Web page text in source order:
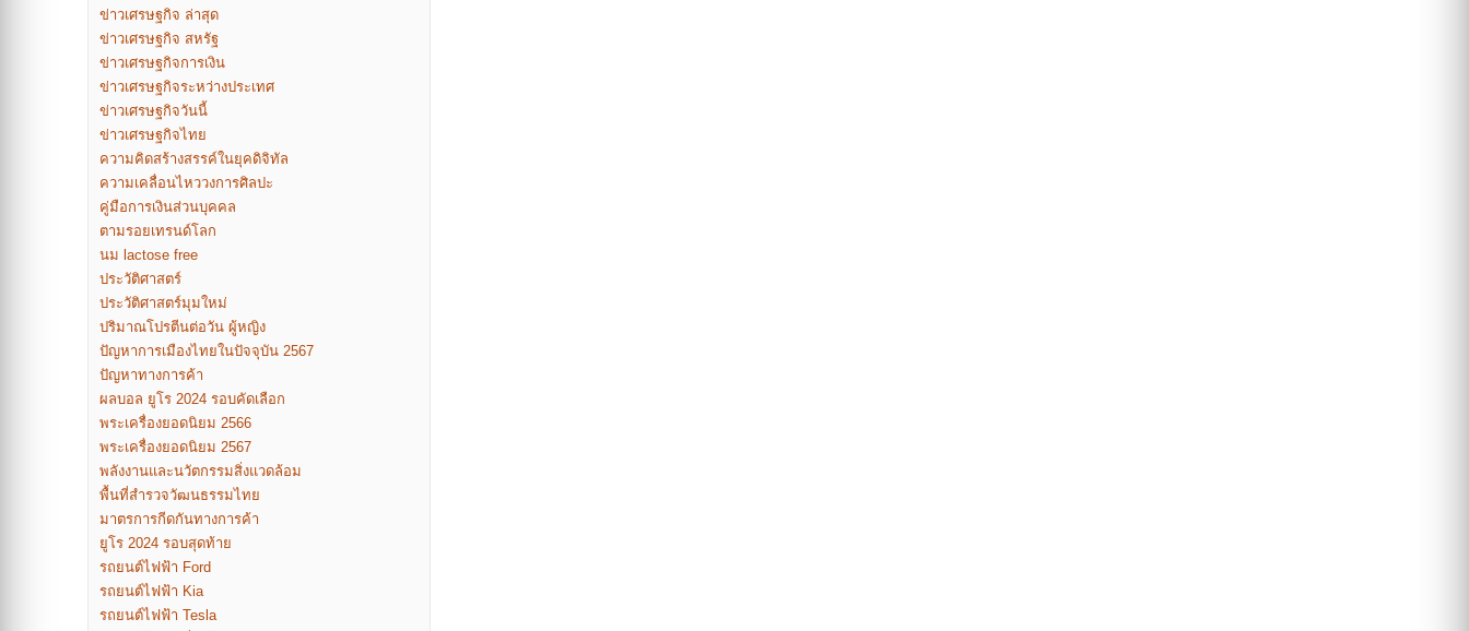
ข่าวเศรษฐกิจ ล่าสุด
ข่าวเศรษฐกิจ สหรัฐ
ข่าวเศรษฐกิจการเงิน
ข่าวเศรษฐกิจระหว่างประเทศ
ข่าวเศรษฐกิจวันนี้
ข่าวเศรษฐกิจไทย
ความคิดสร้างสรรค์ในยุคดิจิทัล
ความเคลื่อนไหววงการศิลปะ
คู่มือการเงินส่วนบุคคล
ตามรอยเทรนด์โลก
นม lactose free
ประวัติศาสตร์
ประวัติศาสตร์มุมใหม่
ปริมาณโปรตีนต่อวัน ผู้หญิง
ปัญหาการเมืองไทยในปัจจุบัน 2567
ปัญหาทางการค้า
ผลบอล ยูโร 2024 รอบคัดเลือก
พระเครื่องยอดนิยม 2566
พระเครื่องยอดนิยม 2567
พลังงานและนวัตกรรมสิ่งแวดล้อม
พื้นที่สำรวจวัฒนธรรมไทย
มาตรการกีดกันทางการค้า
ยูโร 2024 รอบสุดท้าย
รถยนต์ไฟฟ้า Ford
รถยนต์ไฟฟ้า Kia
รถยนต์ไฟฟ้า Tesla